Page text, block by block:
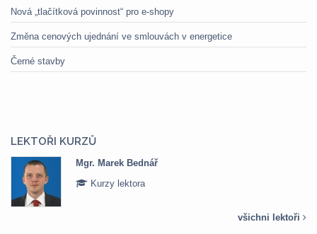
Nová „tlačítková povinnost“ pro e-shopy
Změna cenových ujednání ve smlouvách v energetice
Černé stavby
LEKTOŘI KURZŮ
Mgr. Marek Bednář
Kurzy lektora
všichni lektoři